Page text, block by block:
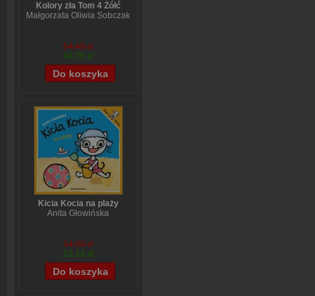
Kolory zła Tom 4 Żółć
Małgorzata Oliwia Sobczak
54,49 zł
43,79 zł
Kicia Kocia na plaży
Anita Głowińska
14,90 zł
12,12 zł